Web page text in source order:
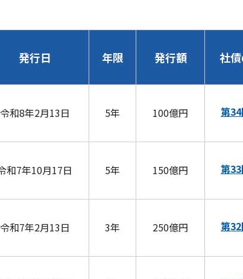
発行日 年限 発行額 社
令和8年2月13日 5年 100億円 第
和7年10月17日 5年 150億円 第
令和7年2月13日 3年 250億円 第